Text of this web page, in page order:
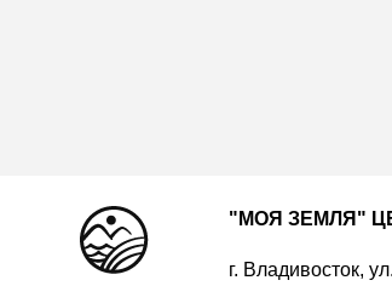
"МОЯ ЗЕМЛЯ"
г. Владивосток,